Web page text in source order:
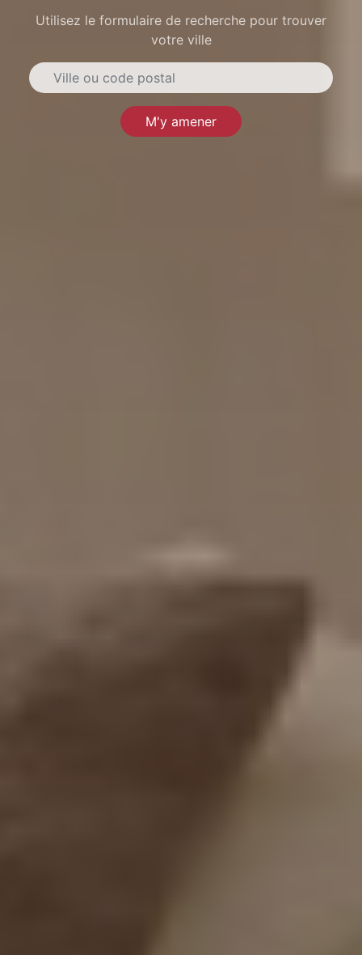
Utilisez le formulaire de recherche pour trouver
votre ville
M'y amener